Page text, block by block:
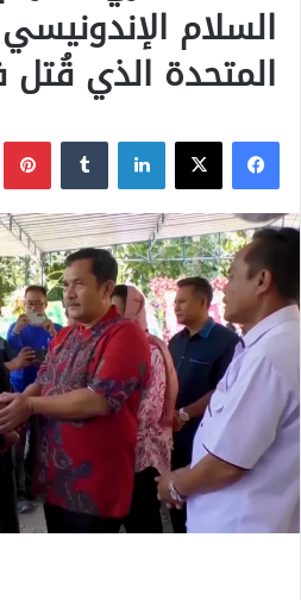
السلام الإندونيسي
المتحدة الذي قُتل
فيسبوك
‫X لينكدإن